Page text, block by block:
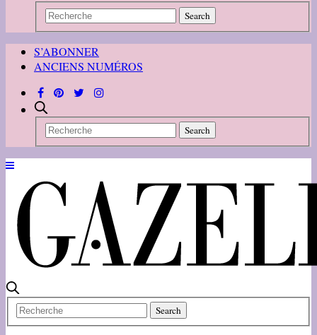
S’ABONNER
ANCIENS NUMÉROS